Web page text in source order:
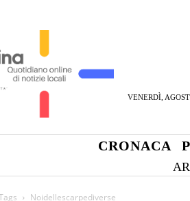
VENERDÌ,
CRONACA
Noidellescarpediverse